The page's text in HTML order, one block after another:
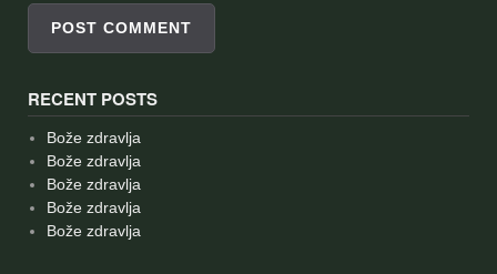
RECENT POSTS
Bože zdravlja
Bože zdravlja
Bože zdravlja
Bože zdravlja
Bože zdravlja